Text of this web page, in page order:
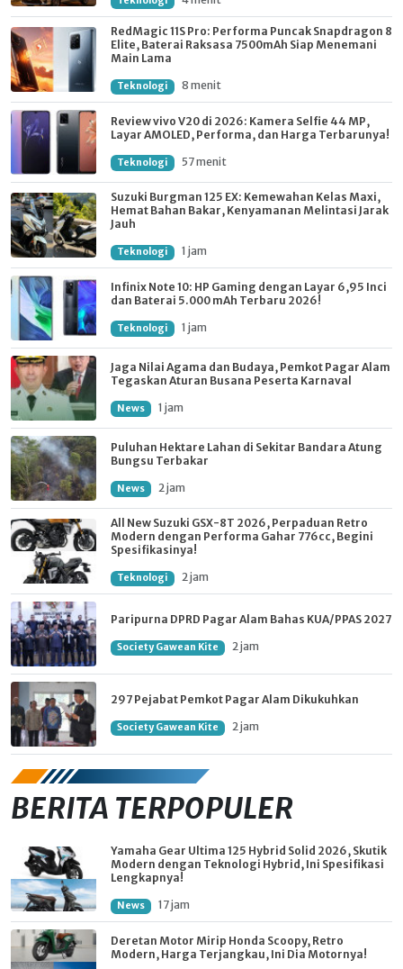
RedMagic 11S Pro: Performa Puncak Snapdragon 8
Elite, Baterai Raksasa 7500mAh Siap Menemani
Main Lama
Teknologi 8 menit
Review vivo V20 di 2026: Kamera Selfie 44 MP,
Layar AMOLED, Performa, dan Harga Terbarunya!
Teknologi 57 menit
Suzuki Burgman 125 EX: Kemewahan Kelas Maxi,
Hemat Bahan Bakar, Kenyamanan Melintasi Jarak
Jauh
Teknologi 1 jam
Infinix Note 10: HP Gaming dengan Layar 6,95 Inci
dan Baterai 5.000 mAh Terbaru 2026!
Teknologi 1 jam
Jaga Nilai Agama dan Budaya, Pemkot Pagar Alam
Tegaskan Aturan Busana Peserta Karnaval
News 1 jam
Puluhan Hektare Lahan di Sekitar Bandara Atung
Bungsu Terbakar
News 2 jam
All New Suzuki GSX-8T 2026, Perpaduan Retro
Modern dengan Performa Gahar 776cc, Begini
Spesifikasinya!
Teknologi 2 jam
Paripurna DPRD Pagar Alam Bahas KUA/PPAS 2027
Society Gawean Kite 2 jam
297 Pejabat Pemkot Pagar Alam Dikukuhkan
Society Gawean Kite 2 jam
BERITA TERPOPULER
Yamaha Gear Ultima 125 Hybrid Solid 2026, Skutik
Modern dengan Teknologi Hybrid, Ini Spesifikasi
Lengkapnya!
News 17 jam
Deretan Motor Mirip Honda Scoopy, Retro
Modern, Harga Terjangkau, Ini Dia Motornya!